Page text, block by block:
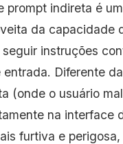
prompt indireta é
da capacidade
instruções
Diferente
(onde o usuário
na interface
furtiva e perigosa,